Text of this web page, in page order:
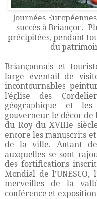
Journées
succès à Briançon.
précipitées, pendant
du
Briançonnais et
large éventail de
incontournables
l’église des
géographique et
gouverneur, le décor de
du Roy du XVIIIe
encore les manuscrits
de la ville. Autant de
auxquelles se sont
des fortifications
Mondial de
merveilles de la
conférence et exposition.